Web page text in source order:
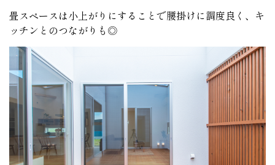
畳スペースは小上がりにすることで腰掛けに調度良く、キ
ッチンとのつながりも◎